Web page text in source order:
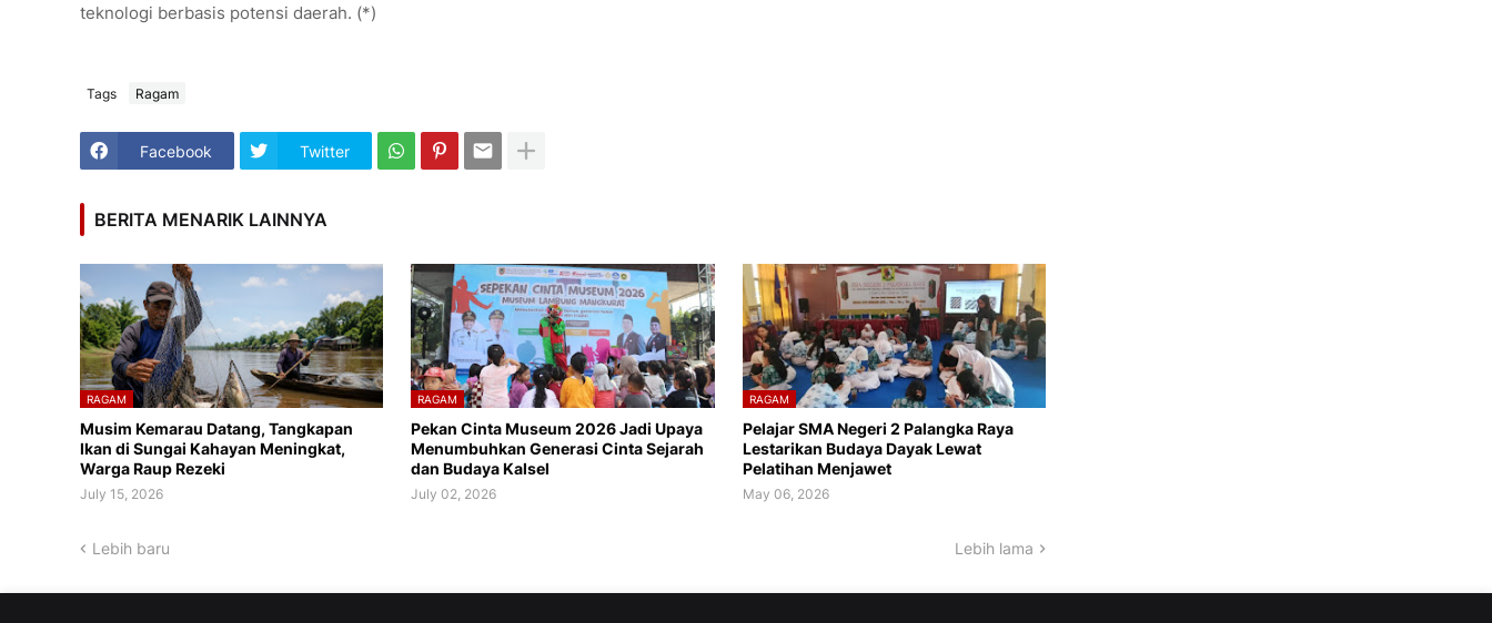
teknologi berbasis potensi daerah. (*)
Tags Ragam
Facebook Twitter
BERITA MENARIK LAINNYA
RAGAM
Musim Kemarau Datang, Tangkapan
Ikan di Sungai Kahayan Meningkat,
Warga Raup Rezeki
July 15, 2026
RAGAM
Pekan Cinta Museum 2026 Jadi Upaya
Menumbuhkan Generasi Cinta Sejarah
dan Budaya Kalsel
July 02, 2026
RAGAM
Pelajar SMA Negeri 2 Palangka Raya
Lestarikan Budaya Dayak Lewat
Pelatihan Menjawet
May 06, 2026
Lebih baru Lebih lama